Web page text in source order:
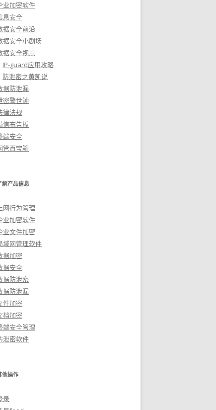
业加密软件
息安全
据安全前沿
据安全小剧场
据安全视点
IP-guard应用攻略
防泄密之黄凯说
据防泄漏
密警世钟
律法规
信布告板
端安全
管百宝箱
解产品信息
网行为管理
业加密软件
业文件加密
域网管理软件
据加密
据安全
据防泄密
据防泄漏
件加密
档加密
端安全管理
泄密软件
他操作
录